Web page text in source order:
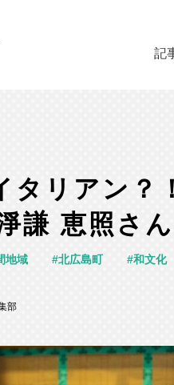
記
タリアン？
謙 恵照さん
地域 北広島町 和文化
部